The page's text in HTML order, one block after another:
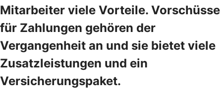
Mitarbeiter viele Vorteile. Vorschüsse
für Zahlungen gehören der
Vergangenheit an und sie bietet viele
Zusatzleistungen und ein
Versicherungspaket.